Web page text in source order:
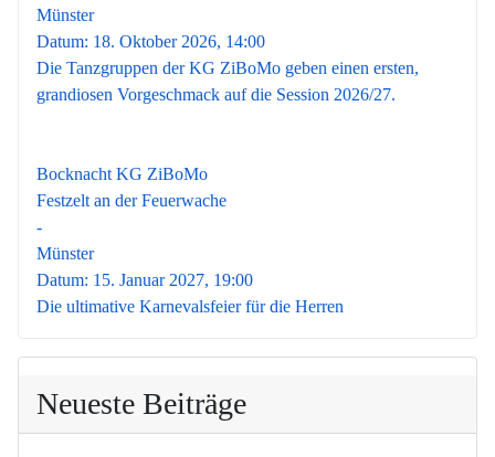
Münster
Datum: 18. Oktober 2026, 14:00
Die Tanzgruppen der KG ZiBoMo geben einen ersten,
grandiosen Vorgeschmack auf die Session 2026/27.
Bocknacht KG ZiBoMo
Festzelt an der Feuerwache
-
Münster
Datum: 15. Januar 2027, 19:00
Die ultimative Karnevalsfeier für die Herren
Neueste Beiträge